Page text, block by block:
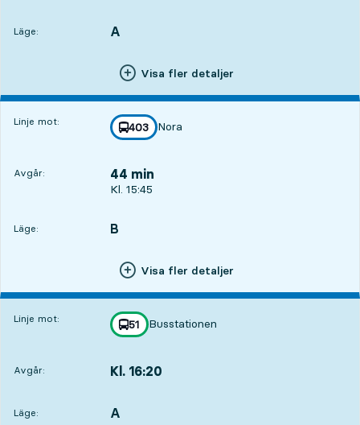
Läge:
LÄGE, A
,
Visa fler detaljer
Linje mot: linje
403
mot
Nora
,
Avgår: 44 min
Avgår, Kl. 15:45, om 44 min
Kl. 15:45
Läge:
LÄGE, B
,
Visa fler detaljer
Linje mot: linje
51
mot
Busstationen
,
Avgår: Kl. 16:20
Läge:
LÄGE, A
,